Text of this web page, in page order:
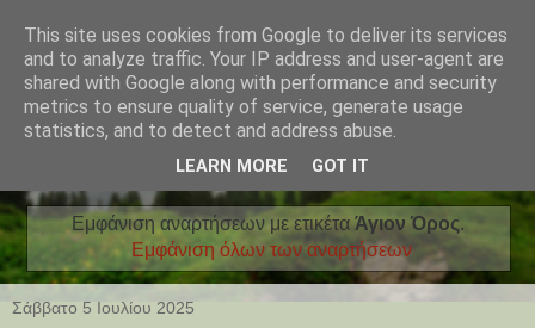
Εμφάνιση αναρτήσεων με ετικέταΆγιον Όρος.
Εμφάνιση όλων των αναρτήσεων
Σάββατο 5 Ιουλίου 2025
This site uses cookies from Google to deliver its services
and to analyze traffic. Your IP address and user-agent are
shared with Google along with performance and security
metrics to ensure quality of service, generate usage
statistics, and to detect and address abuse.
LEARN MORE GOT IT